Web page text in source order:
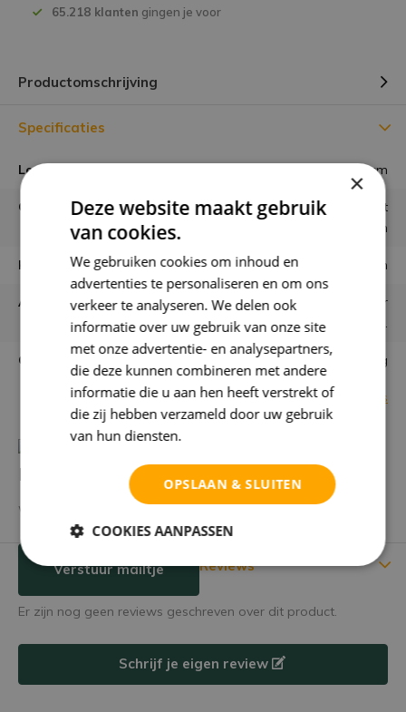
65.218 klanten gingen je voor
Productomschrijving
Specificaties
Lengte 60 cm
Gebruiken
Los in vaas of combineren met
andere bloemen
Houdbaarheid minimaal 6 maanden
Aantal stelen
ongeveer 40 / 50 stelen per
bos.
Garantie niet goed = geld terug
Bekijk alle specificaties
Heb je een vraag over dit product?
We helpen je graag met het vinden van het juiste product.
Verstuur mailtje Reviews
Er zijn nog geen reviews geschreven over dit product.
Schrijf je eigen review
×
Deze website maakt gebruik
van cookies.
We gebruiken cookies om inhoud en
advertenties te personaliseren en om ons
verkeer te analyseren. We delen ook
informatie over uw gebruik van onze site
met onze advertentie- en analysepartners,
die deze kunnen combineren met andere
informatie die u aan hen heeft verstrekt of
die zij hebben verzameld door uw gebruik
van hun diensten.
OPSLAAN & SLUITEN
COOKIES AANPASSEN